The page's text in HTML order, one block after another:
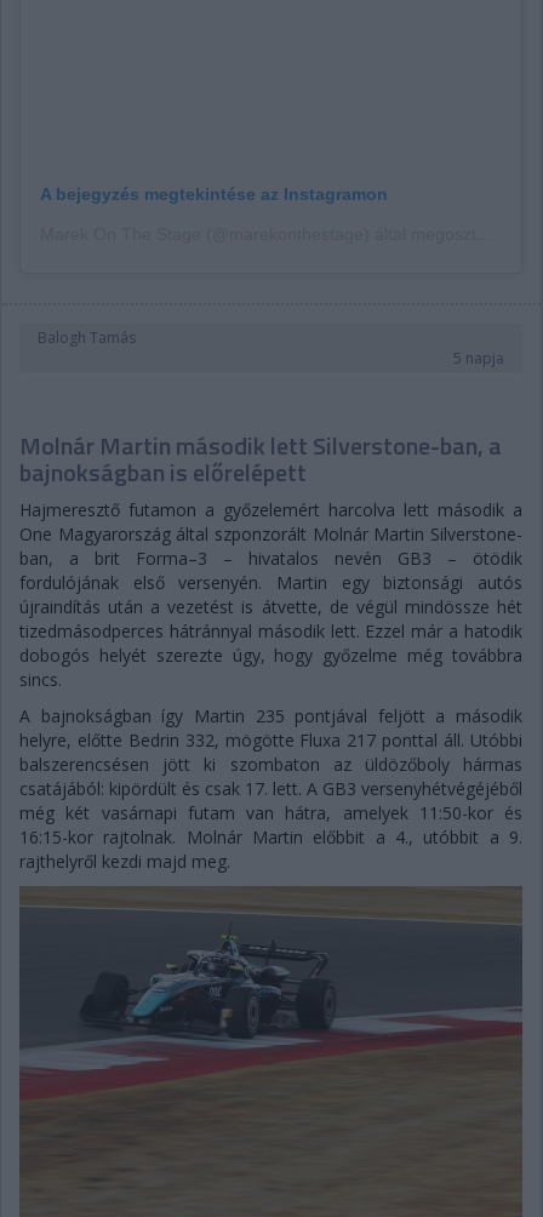
A bejegyzés megtekintése az Instagramon
Balogh Tamás
5 napja
Molnár Martin második lett Silverstone-ban, a
bajnokságban is előrelépett
Hajmeresztő futamon a győzelemért harcolva lett második a
One Magyarország által szponzorált Molnár Martin Silverstone-
ban, a brit Forma–3 – hivatalos nevén GB3 – ötödik
fordulójának első versenyén. Martin egy biztonsági autós
újraindítás után a vezetést is átvette, de végül mindössze hét
tizedmásodperces hátránnyal második lett. Ezzel már a hatodik
dobogós helyét szerezte úgy, hogy győzelme még továbbra
sincs.
A bajnokságban így Martin 235 pontjával feljött a második
helyre, előtte Bedrin 332, mögötte Fluxa 217 ponttal áll. Utóbbi
balszerencsésen jött ki szombaton az üldözőboly hármas
csatájából: kipördült és csak 17. lett. A GB3 versenyhétvégéjéből
még két vasárnapi futam van hátra, amelyek 11:50-kor és
16:15-kor rajtolnak. Molnár Martin előbbit a 4., utóbbit a 9.
rajthelyről kezdi majd meg.